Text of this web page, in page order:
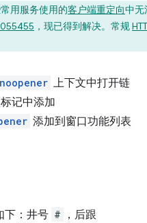
用服务使用的客户端重定向中无
，现已得到解决。常规
noopener 上下文中打开链
记中添加
添加到窗口功能列表
下：井号 # ，后跟